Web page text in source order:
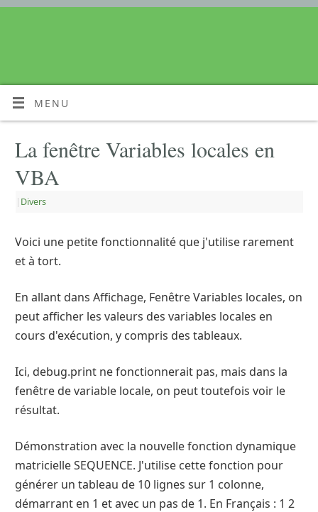
MENU
La fenêtre Variables locales en
VBA
| Divers
Voici une petite fonctionnalité que j'utilise rarement
et à tort.
En allant dans Affichage, Fenêtre Variables locales, on
peut afficher les valeurs des variables locales en
cours d'exécution, y compris des tableaux.
Ici, debug.print ne fonctionnerait pas, mais dans la
fenêtre de variable locale, on peut toutefois voir le
résultat.
Démonstration avec la nouvelle fonction dynamique
matricielle SEQUENCE. J'utilise cette fonction pour
générer un tableau de 10 lignes sur 1 colonne,
démarrant en 1 et avec un pas de 1. En Français : 1 2